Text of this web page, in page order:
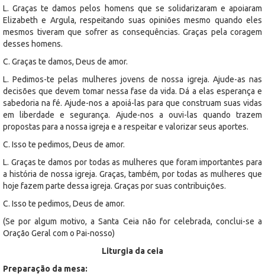
L. Graças te damos pelos homens que se solidarizaram e apoiaram
Elizabeth e Argula, respeitando suas opiniões mesmo quando eles
mesmos tiveram que sofrer as consequências. Graças pela coragem
desses homens.
C. Graças te damos, Deus de amor.
L. Pedimos-te pelas mulheres jovens de nossa igreja. Ajude-as nas
decisões que devem tomar nessa fase da vida. Dá a elas esperança e
sabedoria na fé. Ajude-nos a apoiá-las para que construam suas vidas
em liberdade e segurança. Ajude-nos a ouvi-las quando trazem
propostas para a nossa igreja e a respeitar e valorizar seus aportes.
C. Isso te pedimos, Deus de amor.
L. Graças te damos por todas as mulheres que foram importantes para
a história de nossa igreja. Graças, também, por todas as mulheres que
hoje fazem parte dessa igreja. Graças por suas contribuições.
C. Isso te pedimos, Deus de amor.
(Se por algum motivo, a Santa Ceia não for celebrada, conclui-se a
Oração Geral com o Pai-nosso)
Liturgia da ceia
Preparação da mesa: